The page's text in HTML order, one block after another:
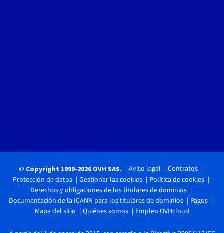
© Copyright 1999-2026 OVH SAS. Aviso legal
Contratos
Protección de datos
Gestionar las cookies
Política de cookies
Derechos y obligaciones de los titulares de dominios
Documentación de la ICANN para los titulares de dominios
Pagos
Mapa del sitio
Quiénes somos Empleo OVHcloud